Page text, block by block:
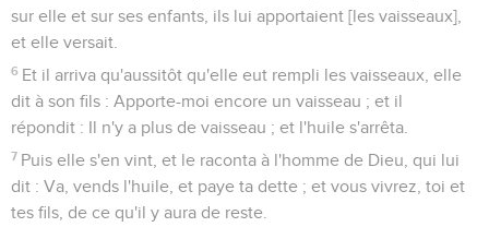
sur elle et sur ses enfants, ils lui apportaient [les vaisseaux],
et elle versait.
6 Et il arriva qu'aussitôt qu'elle eut rempli les vaisseaux, elle
dit à son fils : Apporte-moi encore un vaisseau ; et il
répondit : Il n'y a plus de vaisseau ; et l'huile s'arrêta.
7 Puis elle s'en vint, et le raconta à l'homme de Dieu, qui lui
dit : Va, vends l'huile, et paye ta dette ; et vous vivrez, toi et
tes fils, de ce qu'il y aura de reste.